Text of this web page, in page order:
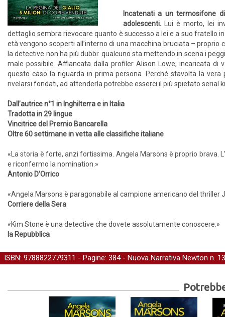
Incatenati a un termosifone
adolescenti.
Lui è morto, lei
dettaglio sembra rievocare quanto è successo a lei e a suo fratello
età vengono scoperti all’interno di una macchina bruciata – proprio
la detective non ha più dubbi: qualcuno sta mettendo in scena i
male possibile. Affiancata dalla profiler Alison Lowe, incaricata di
questo caso la riguarda in prima persona. Perché stavolta la
rivelarsi fondati, ad attenderla potrebbe esserci il più spietato serial
Dall’autrice n°1 in Inghilterra e in Italia
Tradotta in 29 lingue
Vincitrice del Premio Bancarella
Oltre 60 settimane in vetta alle classifiche italiane
«La storia è forte, anzi fortissima. Angela Marsons è proprio brava.
e riconfermo la nomination.»
Antonio D’Orrico
«Angela Marsons è paragonabile al campione americano del thriller
Corriere della Sera
«Kim Stone è una detective che dovete assolutamente conoscere.»
la Repubblica
ISBN: 9788822779311 - Pagine: 384 - Nuova Narrativa Newton n.